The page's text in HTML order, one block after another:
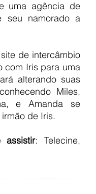
uma agência de
seu namorado a
de intercâmbio
com Iris para uma
alterando suas
Miles,
e Amanda se
de Iris.
assistir: Telecine,